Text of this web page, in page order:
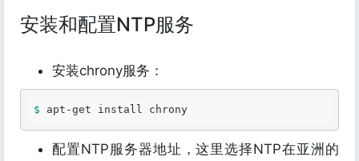
安装和配置NTP服务
安装chrony服务：
$ apt-get install chrony
配置NTP服务器地址，这里选择NTP在亚洲的